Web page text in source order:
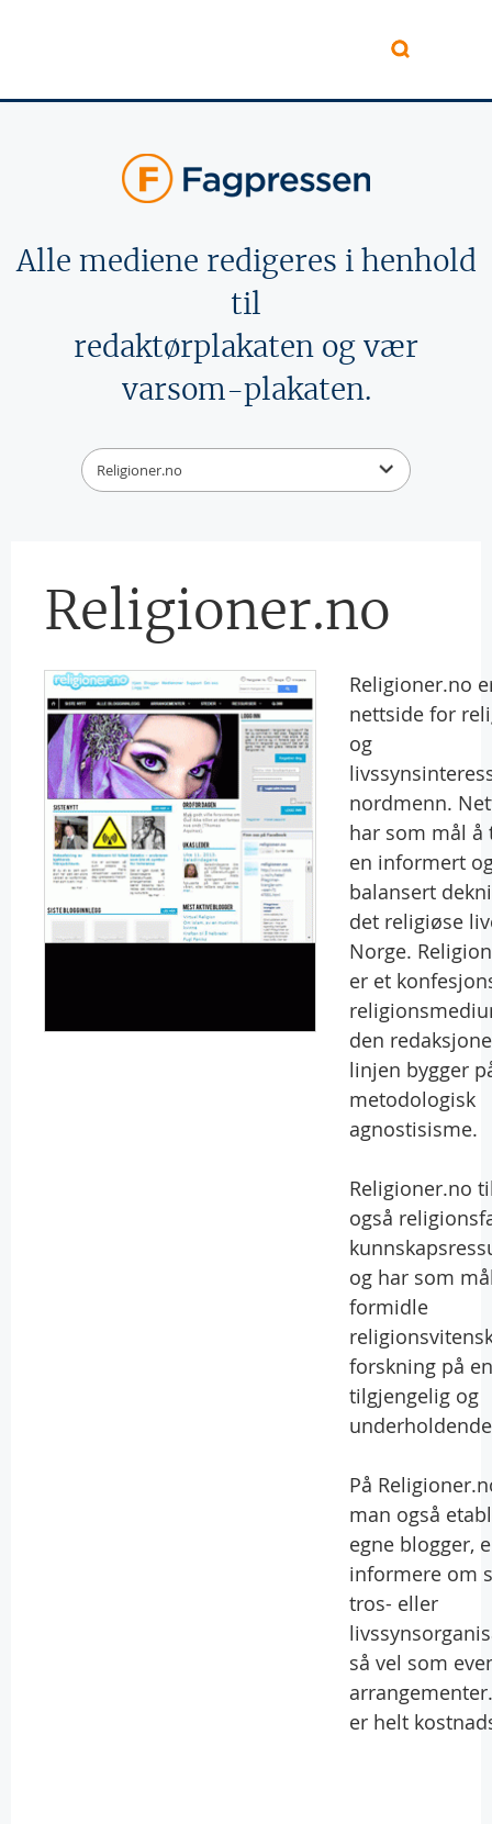
Alle mediene redigeres i henhold
til
redaktørplakaten og vær
varsom-plakaten.
Religioner.no
Religioner.no
Religioner.no
nettside for
og
nordmenn.
har som mål å
en informert
balansert
det religiøse
Norge.
er et
den
linjen bygger
metodologisk
agnostisisme.
Religioner.no
også
og har som
formidle
forskning på en
tilgjengelig og
På
man også
egne blogger,
informere om
tros- eller
så vel som
er helt